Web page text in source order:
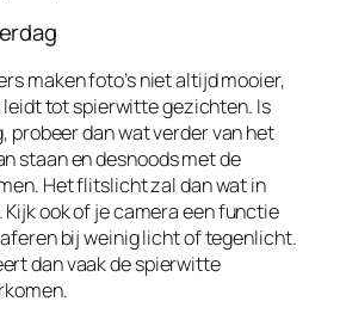
maken foto’s niet altijd mooier,
leidt tot spierwitte gezichten. Is
probeer dan wat verder van het
staan en desnoods met de
Het flitslicht zal dan wat in
ook of je camera een functie
bij weinig licht of tegenlicht.
dan vaak de spierwitte